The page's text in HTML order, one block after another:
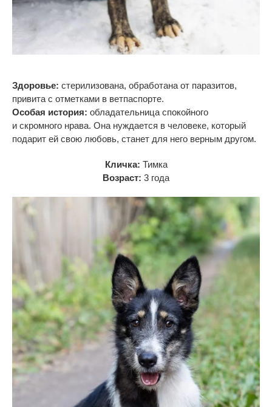
Здоровье: стерилизована, обработана от паразитов,
привита с отметками в ветпаспорте.
Особая история: обладательница спокойного
и скромного нрава. Она нуждается в человеке, который
подарит ей свою любовь, станет для него верным другом.
Кличка: Тимка
Возраст: 3 года